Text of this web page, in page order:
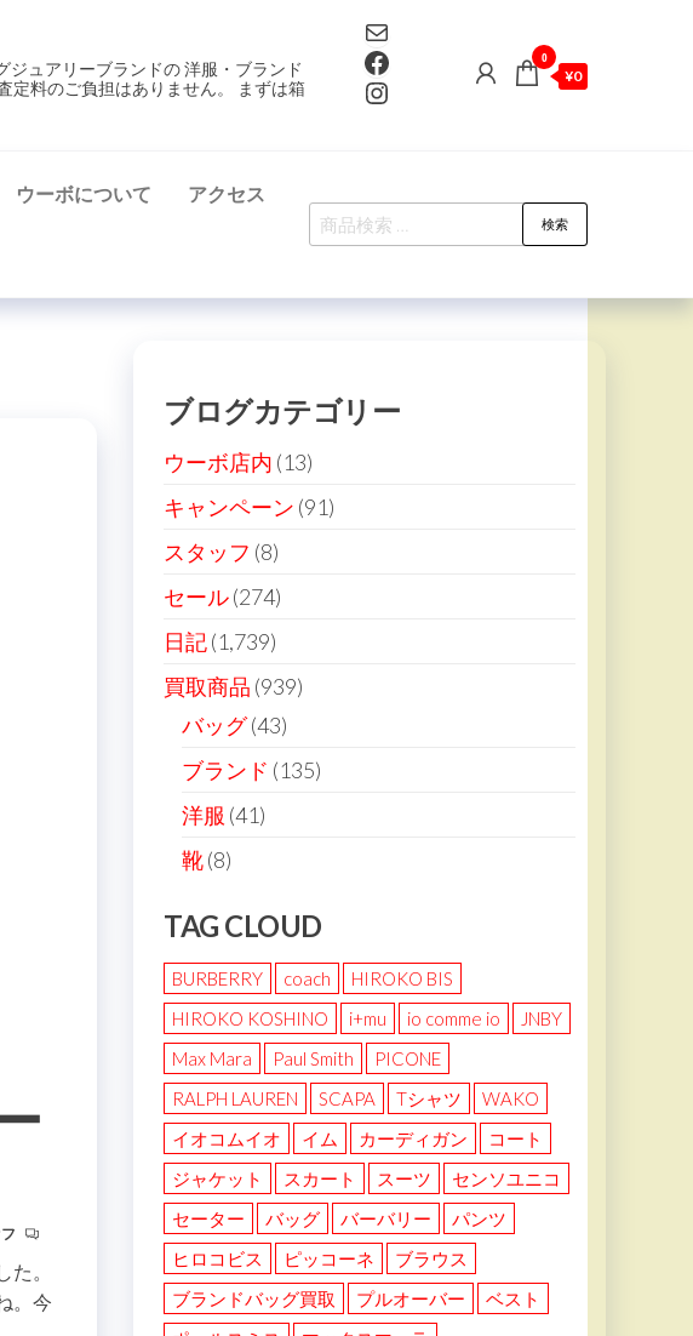
ュアリーブランドの 洋服・ブランド
定料のご負担はありません。 まずは箱
Mail
Facebook
Instagram
0
¥0
ウーボについて アクセス
検
索
検索
。
。今
ブログカテゴリー
ウーボ店内 (13)
キャンペーン (91)
スタッフ (8)
セール(274)
日記(1,739)
買取商品 (939)
バッグ(43)
ブランド (135)
洋服 (41)
靴(8)
TAG CLOUD
BURBERRY coach
HIROKO BIS
HIROKO KOSHINO
i+mu io comme io
JNBY
Max Mara
Paul Smith
PICONE
RALPH LAUREN
SCAPA Tシャツ
WAKO
イオコムイオ
イム カーディガン
コート
ジャケット
スカート スーツ
センソユニコ
セーター
バッグ バーバリー
パンツ
ヒロコビス
ピッコーネ
ブラウス
ブランドバッグ買取
プルオーバー
ベスト